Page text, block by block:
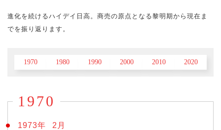
進化を続けるハイデイ日高。 商売の原点となる黎明期から 現在ま
でを振り返ります。
1970 1980 1990 2000 2010 2020
1970
1973年 2月